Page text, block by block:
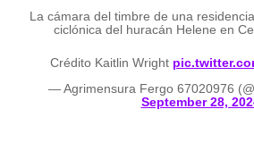
La cámara del timbre de una
ciclónica del huracán Helene en
Crédito Kaitlin Wright
— Agrimensura Fergo 67020976
September 28,